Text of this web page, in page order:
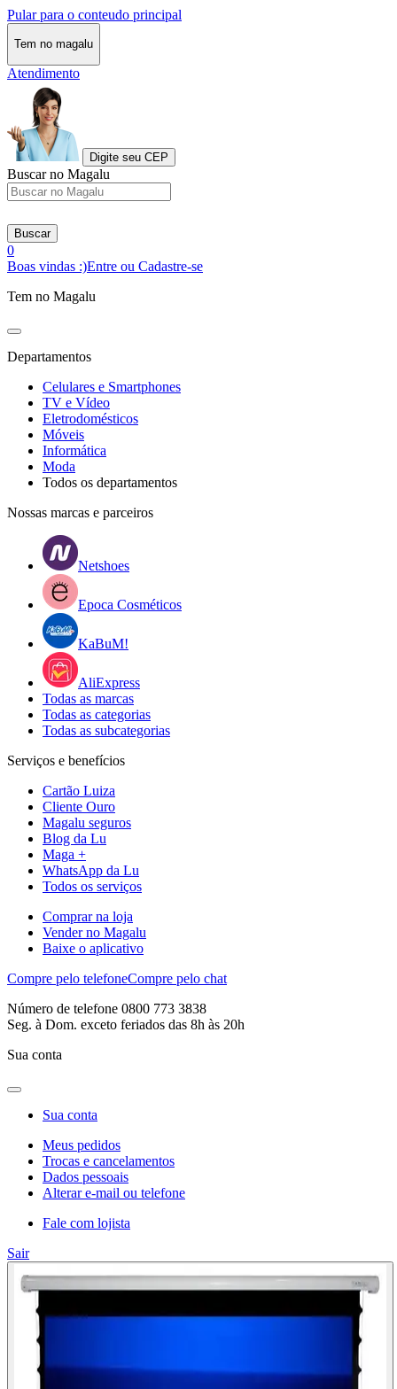
Pular para o conteudo principal
Tem no magalu
Atendimento
Digite seu CEP
Buscar no Magalu
Buscar
0
Boas vindas :)Entre ou Cadastre-se
Tem no Magalu
Departamentos
Celulares e Smartphones
TV e Vídeo
Eletrodomésticos
Móveis
Informática
Moda
Todos os departamentos
Nossas marcas e parceiros
Netshoes
Epoca Cosméticos
KaBuM!
AliExpress
Todas as marcas
Todas as categorias
Todas as subcategorias
Serviços e benefícios
Cartão Luiza
Cliente Ouro
Magalu seguros
Blog da Lu
Maga +
WhatsApp da Lu
Todos os serviços
Comprar na loja
Vender no Magalu
Baixe o aplicativo
Compre pelo telefoneCompre pelo chat
Número de telefone 0800 773 3838
Seg. à Dom. exceto feriados das 8h às 20h
Sua conta
Sua conta
Meus pedidos
Trocas e cancelamentos
Dados pessoais
Alterar e-mail ou telefone
Fale com lojista
Sair